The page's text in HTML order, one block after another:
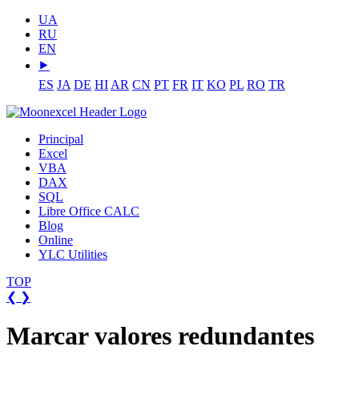
UA
RU
EN
⯈
ES JA DE HI AR CN PT FR IT KO PL RO TR
Principal
Excel
VBA
DAX
SQL
Libre Office CALC
Blog
Online
YLC Utilities
TOP
❮ ❯
Marcar valores redundantes